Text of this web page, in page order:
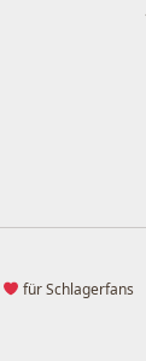
für Schlagerfans